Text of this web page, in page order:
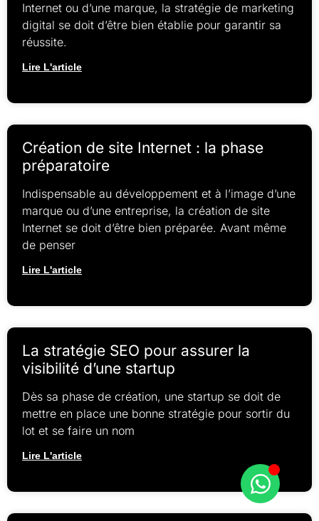
Internet ou d’une marque, la stratégie de marketing
digital se doit d’être bien établie pour garantir sa
réussite.
Lire L'article
Création de site Internet : la phase
préparatoire
Indispensable au développement et à l’image d’une
marque ou d’une entreprise, la création de site
Internet se doit d’être bien préparée. Avant même
de penser
Lire L'article
La stratégie SEO pour assurer la
visibilité d’une startup
Dès sa phase de création, une startup se doit de
mettre en place une bonne stratégie pour sortir du
lot et se faire un nom
Lire L'article